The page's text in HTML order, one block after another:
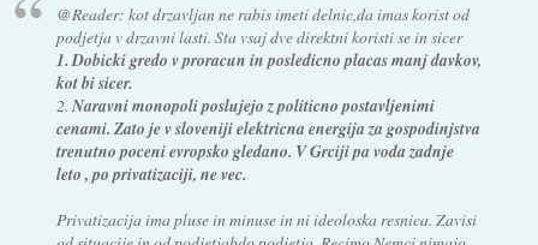
@Reader: kot drzavljan ne rabis imeti delnic,da imas korist od
podjetja v drzavni lasti. Sta vsaj dve direktni koristi se in sicer
1. Dobicki gredo v proracun in posledicno placas manj davkov,
kot bi sicer.
2.Naravni monopoli poslujejo z politicno postavljenimi
cenami. Zato je v sloveniji elektricna energija za gospodinjstva
trenutno poceni evropsko gledano. V Grciji pa voda zadnje
leto , po privatizaciji, ne vec.
Privatizacija ima pluse in minuse in ni ideoloska resnica. Zavisi